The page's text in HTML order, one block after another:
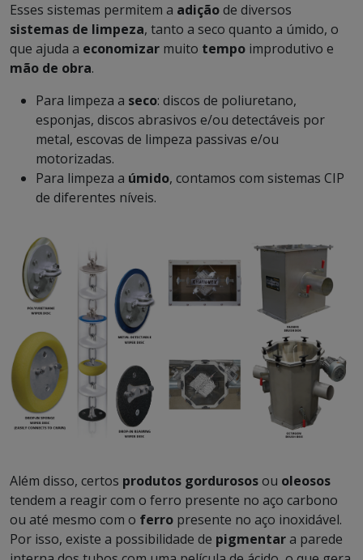
Esses sistemas permitem a adiçãode diversos
sistemas de limpeza, tanto a seco quanto a úmido, o
que ajuda a economizar muito tempo improdutivo e
mão de obra.
Para limpeza a seco: discos de poliuretano,
esponjas, discos abrasivos e/ou detectáveis por
metal, escovas de limpeza passivas e/ou
motorizadas.
Para limpeza a úmido, contamos com sistemas CIP
de diferentes níveis.
Além disso, certos produtos gordurososou oleosos
tendem a reagir com o ferro presente no aço carbono
ou até mesmo com o ferro presente no aço inoxidável.
Por isso, existe a possibilidade de pigmentara parede